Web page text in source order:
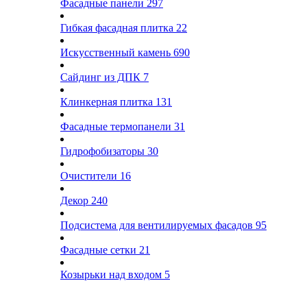
Фасадные панели 297
Гибкая фасадная плитка 22
Искусственный камень 690
Сайдинг из ДПК 7
Клинкерная плитка 131
Фасадные термопанели 31
Гидрофобизаторы 30
Очистители 16
Декор 240
Подсистема для вентилируемых фасадов 95
Фасадные сетки 21
Козырьки над входом 5